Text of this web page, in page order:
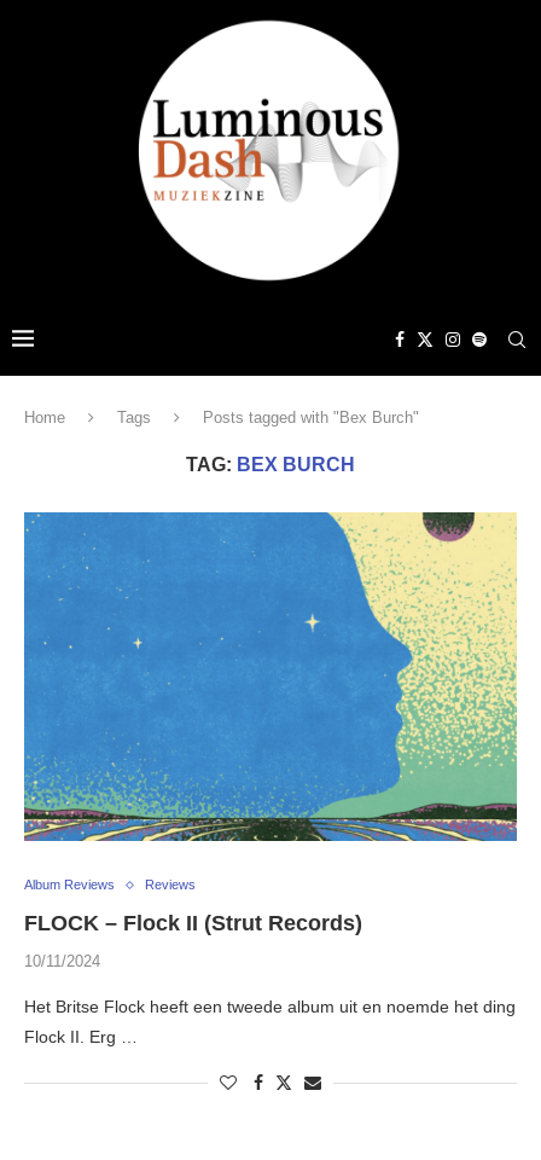
Home Tags Posts tagged with "Bex Burch"
TAG: BEX BURCH
Album Reviews Reviews
FLOCK – Flock II (Strut Records)
10/11/2024
Het Britse Flock heeft een tweede album uit en noemde het ding
Flock II. Erg …